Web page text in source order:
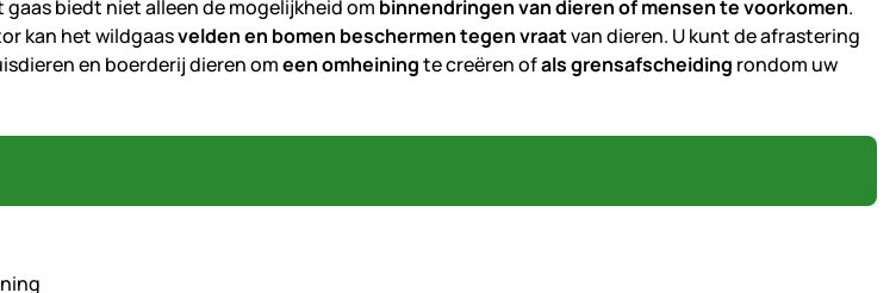
gaas biedt niet alleen de mogelijkheid om binnendringen van dieren of mensen te voorkomen.
kan het wildgaasvelden en bomen beschermen tegen vraatvan dieren. U kunt de afrastering
en boerderij dieren omeen omheiningte creëren ofals grensafscheiding rondom uw